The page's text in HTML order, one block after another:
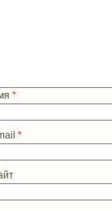
*
*